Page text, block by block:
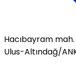
Hacıbayram
Ulus-Altındağ/